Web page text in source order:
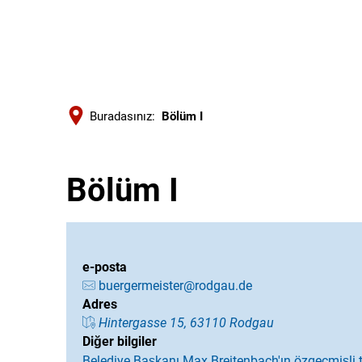
Buradasınız: Bölüm I
Bölüm I
e-posta
buergermeister@rodgau.de
Adres
Hintergasse 15, 63110 Rodgau
Diğer bilgiler